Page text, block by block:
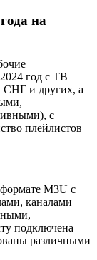
на
год с ТВ
СНГ и других, а
с
плейлистов
M3U с
каналами
подключена
различными